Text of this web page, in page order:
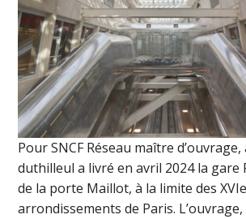
Pour SNCF Réseau maître d’ouvrage,
duthilleul a livré en avril 2024 la gare
de la porte Maillot, à la limite des
arrondissements de Paris.